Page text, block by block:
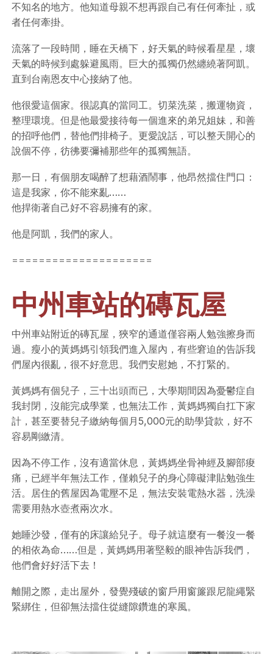
不知名的地方。他知道母親不想再跟自己有任何牽扯，或
者任何牽掛。
流落了一段時間，睡在天橋下，好天氣的時候看星星，壞
天氣的時候到處躲避風雨。巨大的孤獨仍然纏繞著阿凱。
直到台南恩友中心接納了他。
他很愛這個家。很認真的當同工。切菜洗菜，搬運物資，
整理環境。但是他最愛接待每一個進來的弟兄姐妹，和善
的招呼他們，替他們排椅子。更愛說話，可以整天開心的
說個不停，彷彿要彌補那些年的孤獨無語。
那一日，有個朋友喝醉了想藉酒鬧事，他昂然擋住門口：
這是我家，你不能來亂……
他捍衛著自己好不容易擁有的家。
他是阿凱，我們的家人。
=====================
中州車站的磚瓦屋
中州車站附近的磚瓦屋，狹窄的通道僅容兩人勉強擦身而
過。瘦小的黃媽媽引領我們進入屋內，有些窘迫的告訴我
們屋內很亂，很不好意思。我們安慰她，不打緊的。
黃媽媽有個兒子，三十出頭而已，大學期間因為憂鬱症自
我封閉，沒能完成學業，也無法工作，黃媽媽獨自扛下家
計，甚至要替兒子繳納每個月5,000元的助學貸款，好不
容易剛繳清。
因為不停工作，沒有適當休息，黃媽媽坐骨神經及腳部痠
痛，已經半年無法工作，僅賴兒子的身心障礙津貼勉強生
活。居住的舊屋因為電壓不足，無法安裝電熱水器，洗澡
需要用熱水壺煮兩次水。
她睡沙發，僅有的床讓給兒子。母子就這麼有一餐沒一餐
的相依為命……但是，黃媽媽用著堅毅的眼神告訴我們，
他們會好好活下去！
離開之際，走出屋外，發覺殘破的窗戶用窗簾跟尼龍繩緊
緊綁住，但卻無法擋住從縫隙鑽進的寒風。